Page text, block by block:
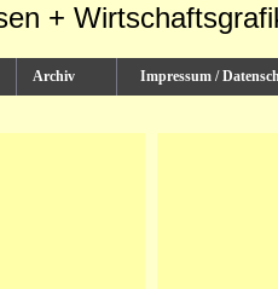
+
Archiv Impressum /